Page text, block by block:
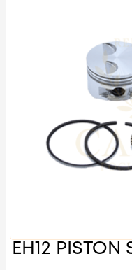
EH12 PISTON